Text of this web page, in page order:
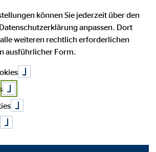
AG hat als für die Verarbeitung
technische und organisatorische
um einen möglichst lückenlosen
Internetseite verarbeiteten
Daten sicherzustellen. Dennoch können
grundsätzlich
sodass ein absoluter Schutz nicht
kann. Aus diesem Grund steht es jeder
personenbezogene Daten auch auf
telefonisch, an uns zu
können Sie jederzeit über den
anpassen. Dort
weiteren rechtlich erforderlichen
ausführlicher Form.